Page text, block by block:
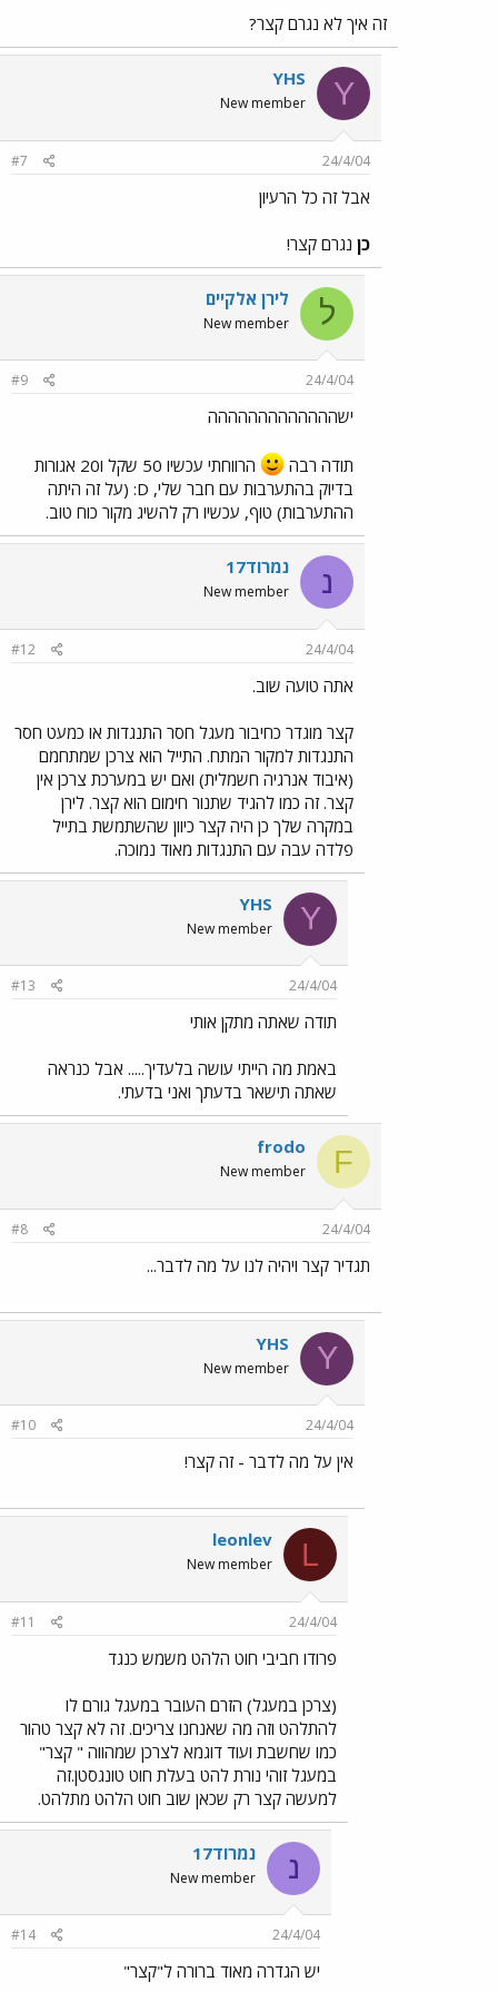
זה איך לא נגרם קצר?
Y
YHS
New member
24/4/04
#7
אבל זה כל הרעיון
כן נגרם קצר!
ל לירן אלקיים
New member
24/4/04
#9
ישההההההההההההה
תודה רבה
הרווחתי עכשיו 50 שקל ו20 אגורות
בדיוק בהתערבות עם חבר שלי, D: (על זה היתה
ההתערבות) טוף, עכשיו רק להשיג מקור כוח טוב.
נ נמרוד17
New member
24/4/04
#12
אתה טועה שוב.
קצר מוגדר כחיבור מעגל חסר התנגדות או כמעט חסר
התנגדות למקור המתח. התייל הוא צרכן שמתחמם
(איבוד אנרגיה חשמלית) ואם יש במערכת צרכן אין
קצר. זה כמו להגיד שתנור חימום הוא קצר. לירן
במקרה שלך כן היה קצר כיוון שהשתמשת בתייל
פלדה עבה עם התנגדות מאוד נמוכה.
Y
YHS
New member
24/4/04
#13
תודה שאתה מתקן אותי
באמת מה הייתי עושה בלעדיך..... אבל כנראה
שאתה תישאר בדעתך ואני בדעתי.
F
frodo
New member
24/4/04
#8
תגדיר קצר ויהיה לנו על מה לדבר...
Y
YHS
New member
24/4/04
#10
אין על מה לדבר - זה קצר!
L
leonlev
New member
24/4/04
#11
פרודו חביבי חוט הלהט משמש כנגד
(צרכן במעגל) הזרם העובר במעגל גורם לו
להתלהט וזה מה שאנחנו צריכים. זה לא קצר טהור
כמו שחשבת ועוד דוגמא לצרכן שמהווה " קצר"
במעגל זוהי נורת להט בעלת חוט טונגסטן.זה
למעשה קצר רק שכאן שוב חוט הלהט מתלהט.
נ נמרוד17
New member
24/4/04
#14
יש הגדרה מאוד ברורה ל"קצר"